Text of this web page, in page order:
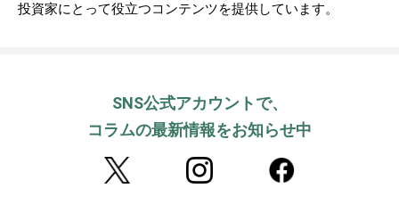
投資家にとって役立つコンテンツを提供しています。
SNS公式アカウントで、
コラムの最新情報をお知らせ中